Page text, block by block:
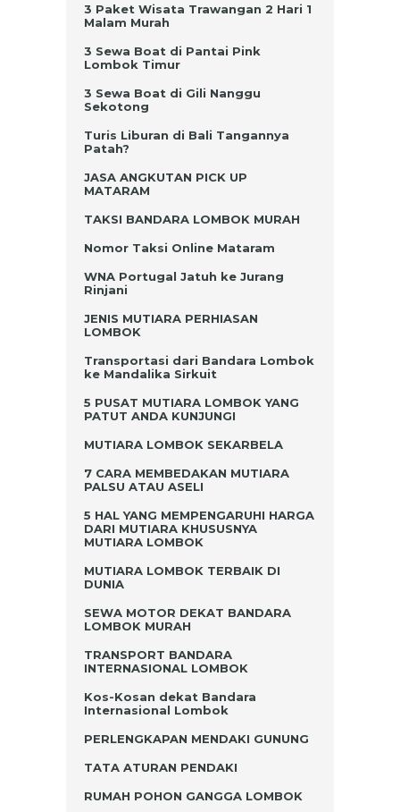
3 Paket Wisata Trawangan 2 Hari 1
Malam Murah
3 Sewa Boat di Pantai Pink
Lombok Timur
3 Sewa Boat di Gili Nanggu
Sekotong
Turis Liburan di Bali Tangannya
Patah?
JASA ANGKUTAN PICK UP
MATARAM
TAKSI BANDARA LOMBOK MURAH
Nomor Taksi Online Mataram
WNA Portugal Jatuh ke Jurang
Rinjani
JENIS MUTIARA PERHIASAN
LOMBOK
Transportasi dari Bandara Lombok
ke Mandalika Sirkuit
5 PUSAT MUTIARA LOMBOK YANG
PATUT ANDA KUNJUNGI
MUTIARA LOMBOK SEKARBELA
7 CARA MEMBEDAKAN MUTIARA
PALSU ATAU ASELI
5 HAL YANG MEMPENGARUHI HARGA
DARI MUTIARA KHUSUSNYA
MUTIARA LOMBOK
MUTIARA LOMBOK TERBAIK DI
DUNIA
SEWA MOTOR DEKAT BANDARA
LOMBOK MURAH
TRANSPORT BANDARA
INTERNASIONAL LOMBOK
Kos-Kosan dekat Bandara
Internasional Lombok
PERLENGKAPAN MENDAKI GUNUNG
TATA ATURAN PENDAKI
RUMAH POHON GANGGA LOMBOK